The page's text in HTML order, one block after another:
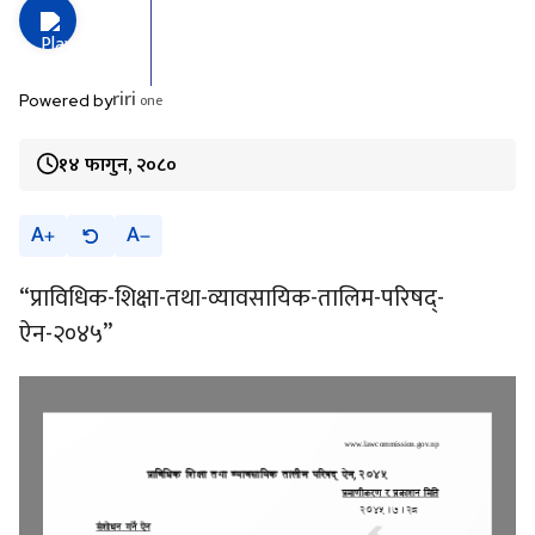
Powered byriri one
१४ फागुन, २०८०
A A
“प्राविधिक-शिक्षा-तथा-व्यावसायिक-तालिम-परिषद्-
ऐन-२०४५”